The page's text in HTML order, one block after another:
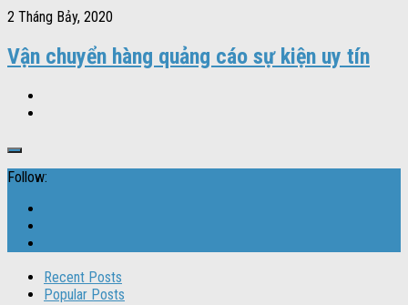
2 Tháng Bảy, 2020
Vận chuyển hàng quảng cáo sự kiện uy tín
Follow:
Recent Posts
Popular Posts